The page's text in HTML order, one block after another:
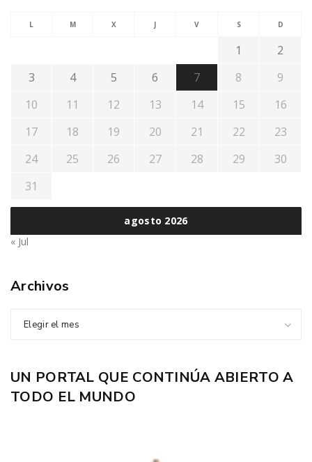
agosto 2026
L M X J V S D
1
2
3
4 5 6 7 8
9
10
11 12 13 14 15
16
17
18 19 20 21 22
23
24
25 26 27 28 29
30
31
« Jul
Archivos
Elegir el mes
UN PORTAL QUE CONTINÚA ABIERTO A
TODO EL MUNDO